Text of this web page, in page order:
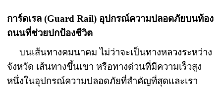
การ์ดเรล (Guard Rail) อุปกรณ์ความปลอดภัยบนท้อง
ถนนที่ช่วยปกป้องชีวิต
บนเส้นทางคมนาคม ไม่ว่าจะเป็นทางหลวงระหว่าง
จังหวัด เส้นทางขึ้นเขา หรือทางด่วนที่มีความเร็วสูง
หนึ่งในอุปกรณ์ความปลอดภัยที่สำคัญที่สุดและเรา